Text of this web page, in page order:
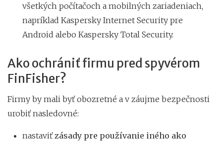
všetkých počítačoch a mobilných zariadeniach,
napríklad Kaspersky Internet Security pre
Android alebo Kaspersky Total Security.
Ako ochrániť firmu pred spyvérom
FinFisher?
Firmy by mali byť obozretné a v záujme bezpečnosti
urobiť nasledovné:
nastaviť zásady pre používanie iného ako